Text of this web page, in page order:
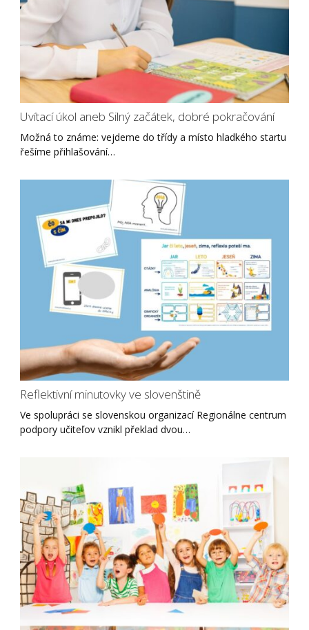
Uvítací úkol aneb Silný začátek, dobré pokračování
Možná to známe: vejdeme do třídy a místo hladkého startu
řešíme přihlašování…
Reflektivní minutovky ve slovenštině
Ve spolupráci se slovenskou organizací Regionálne centrum
podpory učiteľov vznikl překlad dvou…